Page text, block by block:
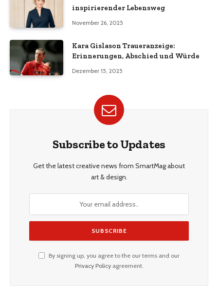
inspirierender Lebensweg
November 26, 2025
Kara Gislason Traueranzeige:
Erinnerungen, Abschied und Würde
Dezember 15, 2025
Subscribe to Updates
Get the latest creative news from SmartMag about
art & design.
By signing up, you agree to the our terms and our
Privacy Policyagreement.